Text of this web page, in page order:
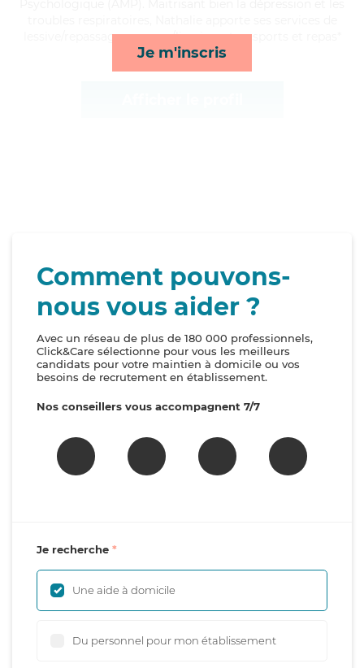
Je m'inscris
lessive/repassage, courses/livraison, transports et repas*
Comment pouvons-
nous vous aider ?
Avec un réseau de plus de 180 000 professionnels,
Click&Care sélectionne pour vous les meilleurs
candidats pour votre maintien à domicile ou vos
besoins de recrutement en établissement.
Nos conseillers vous accompagnent 7/7
Je recherche
Une aide à domicile
Du personnel pour mon établissement